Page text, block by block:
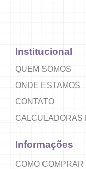
Institucional
QUEM SOMOS
ONDE ESTAMOS
CONTATO
CALCULADORAS
Informações
COMO COMPRAR